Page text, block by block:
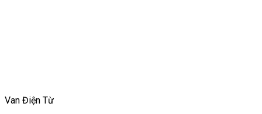
Van Điện Từ